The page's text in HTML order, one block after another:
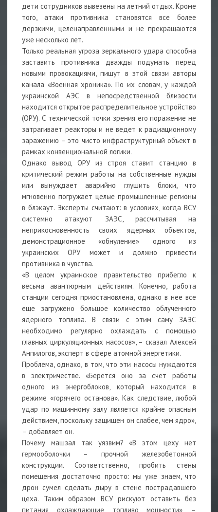
дети сотрудников вывезены на летний отдых. Кроме
того, атаки противника становятся все более
дерзкими, целенаправленными и не прекращаются
уже несколько лет.
Только реальная угроза зеркального удара способна
заставить противника дважды подумать перед
новыми провокациями, пишут в этой связи авторы
канала «Военная хроника». По их словам, у каждой
украинской АЭС в непосредственной близости
находится открытое распределительное устройство
(ОРУ). С технической точки зрения его поражение не
затрагивает реакторы и не ведет к радиационному
заражению – это чисто инфраструктурный объект в
рамках конвенциональной логики.
Однако вывод ОРУ из строя ставит станцию в
критический режим работы на собственные нужды
или вынуждает аварийно глушить блоки, что
мгновенно погружает целые промышленные регионы
в блэкаут. Эксперты считают: в условиях, когда ВСУ
системно атакуют ЗАЭС, рассчитывая на
неприкосновенность своих ядерных объектов,
демонстрационное «обнуление» одного из
украинских ОРУ может и должно привести
противника в чувства.
«В целом украинское правительство прибегло к
весьма авантюрным действиям. Конечно, работа
станции сегодня приостановлена, однако в нее все
еще загружено большое количество облученного
ядерного топлива. В связи с этим саму ЗАЭС
необходимо регулярно охлаждать с помощью
главных циркуляционных насосов», – сказал Алексей
Анпилогов, эксперт в сфере атомной энергетики.
Проблема, однако, в том, что эти насосы нуждаются
в электричестве. «Берется оно за счет работы
одного из энергоблоков, который находится в
режиме «горячего останова». Как следствие, любой
удар по машинному залу является крайне опасным
действием, поскольку защищен он слабее, чем ядро»,
– добавляет он.
Почему машзал так уязвим? «В этом цеху нет
гермооболочки – прочной железобетонной
конструкции. Соответственно, пробить стены
помещения достаточно просто: мы уже знаем, что
дрон сумел сделать дыру в стене пострадавшего
цеха. Таким образом ВСУ рискуют оставить без
питания охлаждающие топливо мощности», –